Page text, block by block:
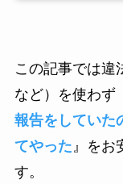
この記事では違
など）を使わず
報告をしていた
てやった』をお
す。